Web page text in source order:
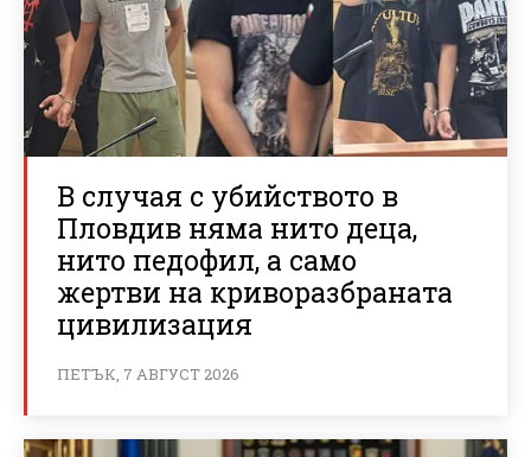
В случая с убийството в
Пловдив няма нито деца,
нито педофил, а само
жертви на криворазбраната
цивилизация
ПЕТЪК, 7 АВГУСТ 2026